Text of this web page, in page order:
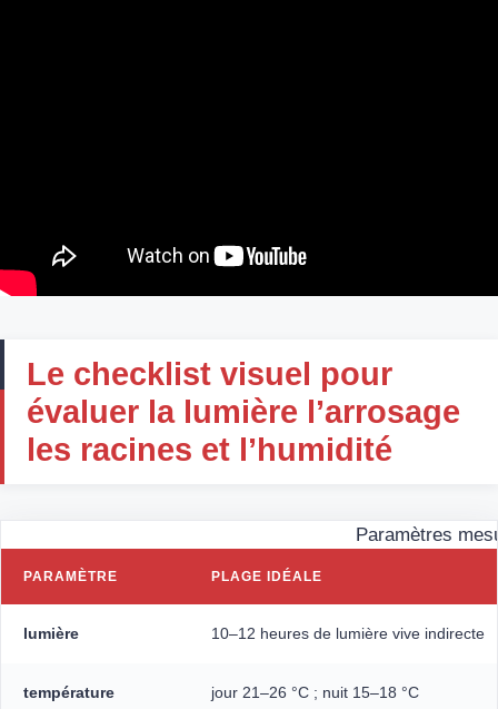
Le checklist visuel pour
évaluer la lumière l’arrosage
les racines et l’humidité
Paramètres
PARAMÈTRE PLAGE IDÉALE
lumière 10–12 heures de lumière vive indirecte
température jour 21–26 °C ; nuit 15–18 °C